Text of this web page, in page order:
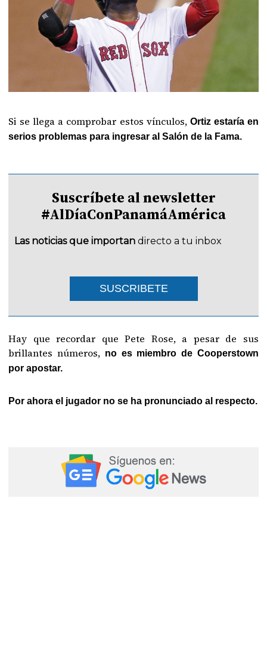
Si se llega a comprobar estos vínculos, Ortiz estaría en
serios problemas para ingresar al Salón de la Fama.
Suscríbete al newsletter
#AlDíaConPanamáAmérica
Las noticias que importan directo a tu inbox
SUSCRIBETE
Hay que recordar que Pete Rose, a pesar de sus
brillantes números, no es miembro de Cooperstown
por apostar.
Por ahora el jugador no se ha pronunciado al respecto.